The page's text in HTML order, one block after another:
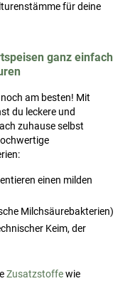
für deine
ganz einfach
am besten! Mit
du leckere und
zuhause selbst
einen milden
Milchsäurebakterien)
Keim, der
Zusatzstoffewie